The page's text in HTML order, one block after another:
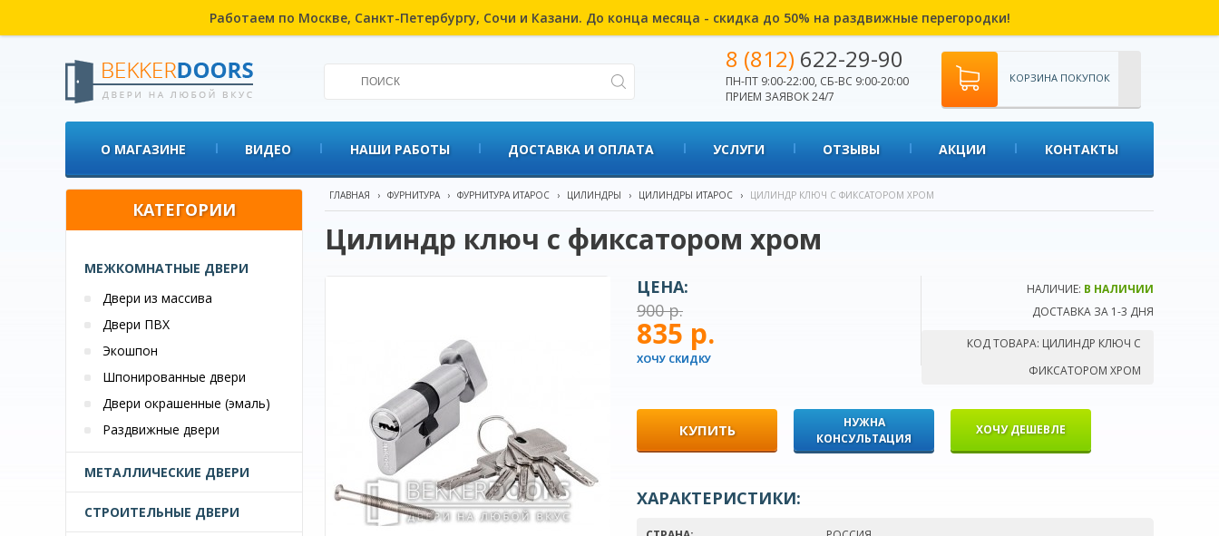
Работаем по Москве, Санкт-Петербургу, Сочи и Казани. До конца месяца - скидка до 50% на раздвижные перегородки!
8 (812) 622-29-90
ПН-ПТ 9:00-22:00, СБ-ВС 9:00-20:00
ПРИЕМ ЗАЯВОК 24/7
КОРЗИНА ПОКУПОК
О МАГАЗИНЕ ВИДЕО НАШИ РАБОТЫ ДОСТАВКА И ОПЛАТА УСЛУГИ ОТЗЫВЫ АКЦИИ КОНТАКТЫ
КАТЕГОРИИ
МЕЖКОМНАТНЫЕ ДВЕРИ
Двери из массива
Двери ПВХ
Экошпон
Шпонированные двери
Двери окрашенные (эмаль)
Раздвижные двери
МЕТАЛЛИЧЕСКИЕ ДВЕРИ
СТРОИТЕЛЬНЫЕ ДВЕРИ
ГЛАВНАЯ › ФУРНИТУРА › ФУРНИТУРА ИТАРОС › ЦИЛИНДРЫ › ЦИЛИНДРЫ ИТАРОС › ЦИЛИНДР КЛЮЧ С ФИКСАТОРОМ ХРОМ
Цилиндр ключ с фиксатором хром
НАЛИЧИЕ: В НАЛИЧИИ
ДОСТАВКА ЗА 1-3 ДНЯ
КОД ТОВАРА: ЦИЛИНДР КЛЮЧ С
ФИКСАТОРОМ ХРОМ
ЦЕНА:
900 р.
835 р.
ХОЧУ СКИДКУ
КУПИТЬ
НУЖНА
КОНСУЛЬТАЦИЯ
ХОЧУ ДЕШЕВЛЕ
ХАРАКТЕРИСТИКИ: